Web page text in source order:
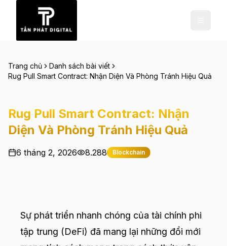
Trang chủ
Danh sách bài viết
Rug Pull Smart Contract: Nhận Diện Và Phòng Tránh Hiệu Quả
Rug Pull Smart Contract: Nhận
Diện Và Phòng Tránh Hiệu Quả
6 tháng 2, 2026 8.288 Blockchain
Sự phát triển nhanh chóng của tài chính phi
tập trung (DeFi) đã mang lại những đổi mới